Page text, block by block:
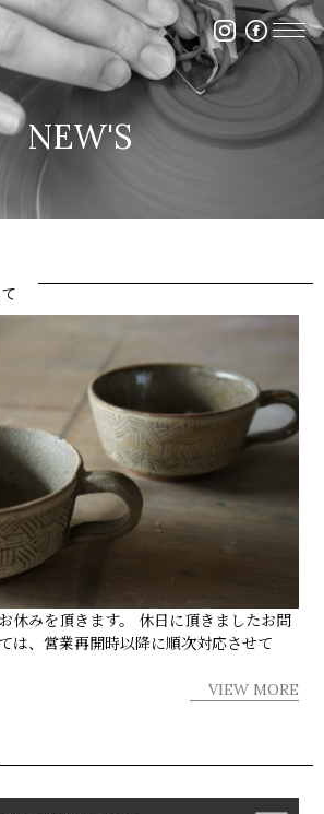
・出張陶芸・体験陶芸は福岡市の陶芸教室赤
NEW'S
休みを頂きます。 休日に頂きましたお問
は、営業再開時以降に順次対応させて
VIEW MORE